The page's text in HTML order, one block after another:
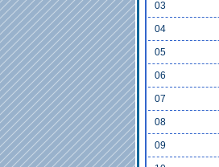
03
04
05
06
07
08
09